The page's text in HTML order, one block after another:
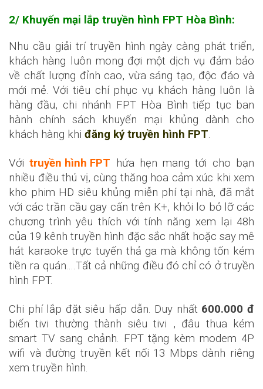
2/ Khuyến mại lắp truyền hình FPT Hòa Bình:
Nhu cầu giải trí truyền hình ngày càng phát triển,
khách hàng luôn mong đợi một dịch vụ đảm bảo
về chất lượng đỉnh cao, vừa sáng tạo, độc đáo và
mới mẻ. Với tiêu chí phục vụ khách hàng luôn là
hàng đầu, chi nhánh FPT Hòa Bình tiếp tục ban
hành chính sách khuyến mại khủng dành cho
khách hàng khi đăng ký truyền hình FPT.
Vớitruyền hình FPT hứa hẹn mang tới cho bạn
nhiều điều thú vị, cùng thăng hoa cảm xúc khi xem
kho phim HD siêu khủng miễn phí tại nhà, đã mắt
với các trần cầu gay cấn trên K+, khỏi lo bỏ lỡ các
chương trình yêu thích với tính năng xem lại 48h
của 19 kênh truyền hình đặc sắc nhất hoặc say mê
hát karaoke trực tuyến thả ga mà không tốn kém
tiền ra quán....Tất cả những điều đó chỉ có ở truyền
hình FPT.
Chi phí lắp đặt siêu hấp dẫn. Duy nhất 600.000 đ
biến tivi thường thành siêu tivi , đâu thua kém
smart TV sang chảnh. FPT tặng kèm modem 4P
wifi và đường truyền kết nối 13 Mbps dành riêng
xem truyền hình.